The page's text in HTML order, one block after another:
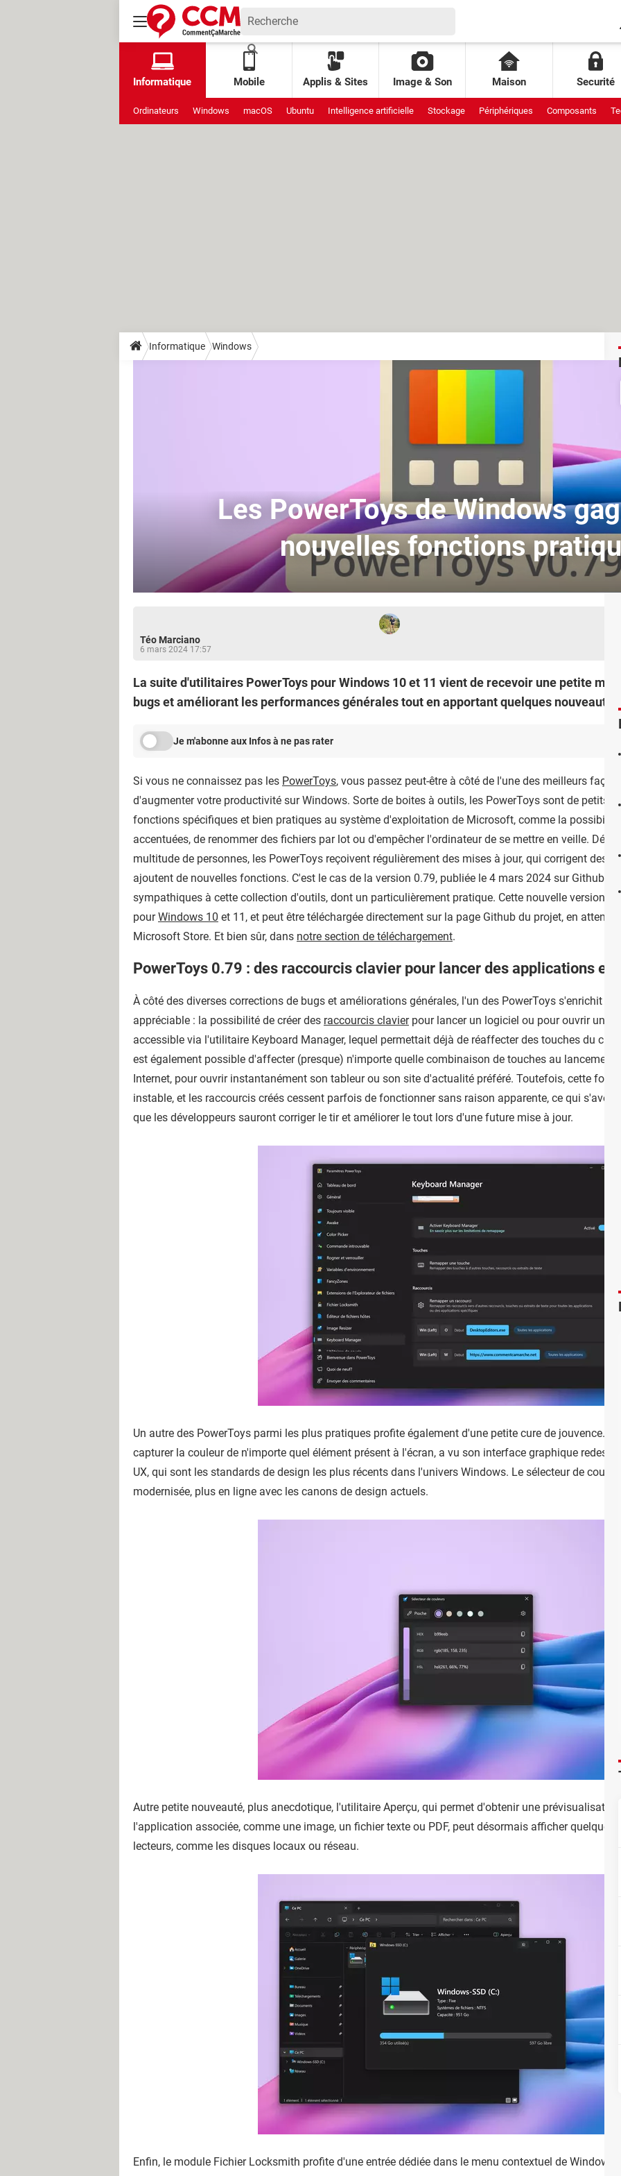
Informatique Mobile Applis & Sites Image & Son Maison Securité
Ordinateurs Windows macOS Ubuntu Intelligence artificielle Stockage Périphériques Composants
Informatique Windows
Les PowerToys de Windows
nouvelles fonctions
Téo Marciano
6 mars 2024 17:57
La suite d'utilitaires PowerToys pour Windows 10 et 11 vient de recevoir une petite
bugs et améliorant les performances générales tout en apportant quelques nouveautés
Je m'abonne aux Infos à ne pas rater
Si vous ne connaissez pas les PowerToys, vous passez peut-être à côté de l'une des meilleurs
d'augmenter votre productivité sur Windows. Sorte de boites à outils, les PowerToys sont de petits
fonctions spécifiques et bien pratiques au système d'exploitation de Microsoft, comme la
accentuées, de renommer des fichiers par lot ou d'empêcher l'ordinateur de se mettre en veille.
multitude de personnes, les PowerToys reçoivent régulièrement des mises à jour, qui corrigent des
ajoutent de nouvelles fonctions. C'est le cas de la version 0.79, publiée le 4 mars 2024 sur Github,
sympathiques à cette collection d'outils, dont un particulièrement pratique. Cette nouvelle version
pourWindows 10 et 11, et peut être téléchargée directement sur la page Github du projet, en
Microsoft Store. Et bien sûr, dans notre section de téléchargement.
PowerToys 0.79 : des raccourcis clavier pour lancer des applications et
À côté des diverses corrections de bugs et améliorations générales, l'un des PowerToys s'enrichit
appréciable : la possibilité de créer des raccourcis clavierpour lancer un logiciel ou pour ouvrir une
accessible via l'utilitaire Keyboard Manager, lequel permettait déjà de réaffecter des touches du
est également possible d'affecter (presque) n'importe quelle combinaison de touches au lancement
Internet, pour ouvrir instantanément son tableur ou son site d'actualité préféré. Toutefois, cette
instable, et les raccourcis créés cessent parfois de fonctionner sans raison apparente, ce qui s'avère
que les développeurs sauront corriger le tir et améliorer le tout lors d'une future mise à jour.
Un autre des PowerToys parmi les plus pratiques profite également d'une petite cure de jouvence.
capturer la couleur de n'importe quel élément présent à l'écran, a vu son interface graphique
UX, qui sont les standards de design les plus récents dans l'univers Windows. Le sélecteur de
modernisée, plus en ligne avec les canons de design actuels.
Autre petite nouveauté, plus anecdotique, l'utilitaire Aperçu, qui permet d'obtenir une
l'application associée, comme une image, un fichier texte ou PDF, peut désormais afficher quelques
lecteurs, comme les disques locaux ou réseau.
Enfin, le module Fichier Locksmith profite d'une entrée dédiée dans le menu contextuel de Windows,